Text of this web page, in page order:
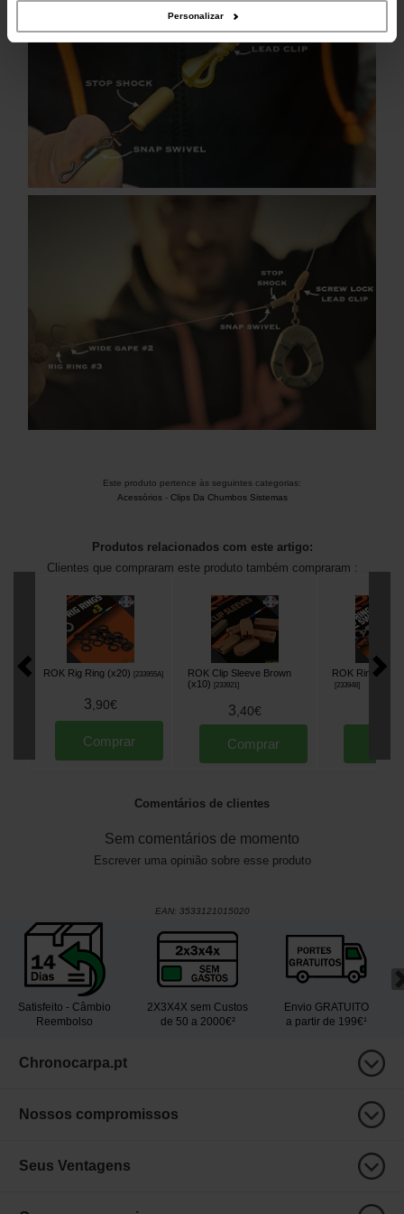
Personalizar
Este produto pertence às seguintes categorias:
Acessórios- Clips Da Chumbos Sistemas
Produtos relacionados com este artigo:
Clientes que compraram este produto também compraram :
ROK Rig Ring (x20) [233955A]
3,90€
Comprar
ROK Clip Sleeve Brown
(x10)
[233921]
3 40€
Comprar
ROK Ring
[233948]
Comentários de clientes
Sem comentários de momento
Escrever uma opinião sobre esse produto
EAN: 3533121015020
Satisfeito - Câmbio
Reembolso
2X3X4X sem Custos
de 50 a 2000€²
Envio GRATUITO
a partir de 199€¹
Chronocarpa.pt
Nossos compromissos
Seus Ventagens